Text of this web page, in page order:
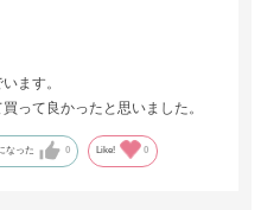
ます。
って良かったと思いました。
なった 0 Like! 0